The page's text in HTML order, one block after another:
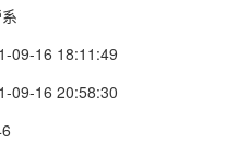
09-16 18:11:49
09-16 20:58:30